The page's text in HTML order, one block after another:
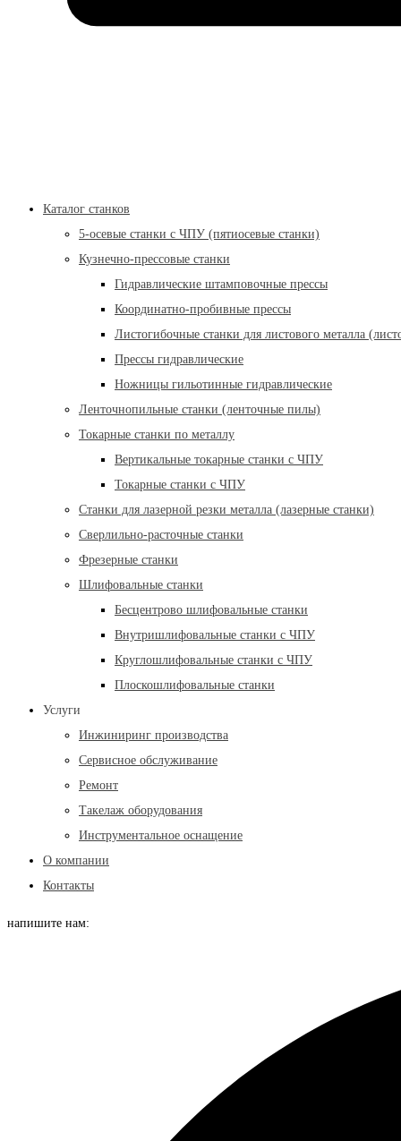
Каталог станков
5-осевые станки с ЧПУ (пятиосевые станки)
Кузнечно-прессовые станки
Гидравлические штамповочные прессы
Координатно-пробивные прессы
Листогибочные станки для листового металла
Прессы гидравлические
Ножницы гильотинные гидравлические
Ленточнопильные станки (ленточные пилы)
Токарные станки по металлу
Вертикальные токарные станки с ЧПУ
Токарные станки с ЧПУ
Станки для лазерной резки металла (лазерные станки)
Сверлильно-расточные станки
Фрезерные станки
Шлифовальные станки
Бесцентрово шлифовальные станки
Внутришлифовальные станки с ЧПУ
Круглошлифовальные станки с ЧПУ
Плоскошлифовальные станки
Услуги
Инжиниринг производства
Сервисное обслуживание
Ремонт
Такелаж оборудования
Инструментальное оснащение
О компании
Контакты
напишите нам: